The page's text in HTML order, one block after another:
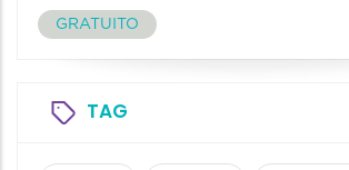
GRATUITO
TAG